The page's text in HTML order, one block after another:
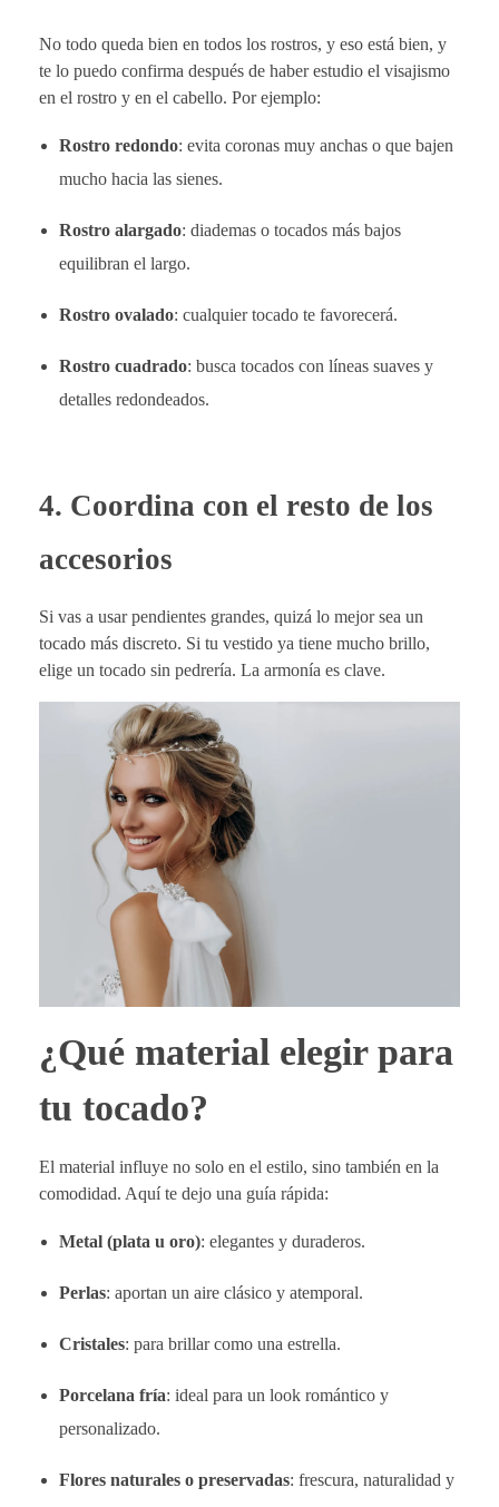
No todo queda bien en todos los rostros, y eso está bien, y
te lo puedo confirma después de haber estudio el visajismo
en el rostro y en el cabello. Por ejemplo:
Rostro redondo: evita coronas muy anchas o que bajen
mucho hacia las sienes.
Rostro alargado: diademas o tocados más bajos
equilibran el largo.
Rostro ovalado: cualquier tocado te favorecerá.
Rostro cuadrado: busca tocados con líneas suaves y
detalles redondeados.
4. Coordina con el resto de los
accesorios
Si vas a usar pendientes grandes, quizá lo mejor sea un
tocado más discreto. Si tu vestido ya tiene mucho brillo,
elige un tocado sin pedrería. La armonía es clave.
¿Qué material elegir para
tu tocado?
El material influye no solo en el estilo, sino también en la
comodidad. Aquí te dejo una guía rápida:
Metal (plata u oro): elegantes y duraderos.
Perlas: aportan un aire clásico y atemporal.
Cristales: para brillar como una estrella.
Porcelana fría: ideal para un look romántico y
personalizado.
Flores naturales o preservadas: frescura, naturalidad y